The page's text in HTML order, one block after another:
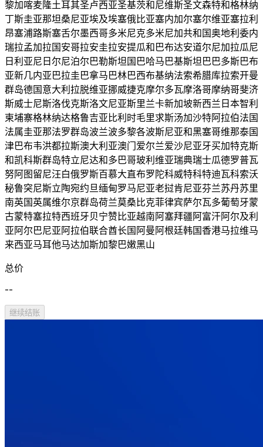
黎加喀麦隆土耳其圣卢西亚圣基茨和尼维斯圣文森特和格林纳
丁斯圭亚那坦桑尼亚埃及埃塞俄比亚塞内加尔塞尔维亚塞拉利
昂塞浦路斯塞舌尔墨西哥多米尼克多米尼加共和国奥地利委内
瑞拉孟加拉国安哥拉安圭拉安提瓜和巴布达安道尔尼加拉瓜尼
日利亚尼日尔尼泊尔巴勒斯坦国巴哈马巴基斯坦巴巴多斯巴布
亚新几内亚巴拉圭巴拿马巴林巴西布基纳法索希腊库拉索开曼
群岛德国意大利拉脱维亚挪威捷克摩尔多瓦摩洛哥摩纳哥斐济
斯威士尼斯洛伐克斯洛文尼亚斯里兰卡新加坡新西兰日本智利
柬埔寨格林纳达格鲁吉亚比利时毛里求斯汤加沙特阿拉伯法国
法属圭亚那法罗群岛波兰波多黎各波斯尼亚和黑塞哥维那泰国
津巴布韦洪都拉斯澳大利亚澳门爱尔兰爱沙尼亚牙买加特克斯
和凯科斯群岛特立尼达和多巴哥玻利维亚瑞典瑞士瓜德罗普瓦
努阿图留尼汪白俄罗斯百慕大直布罗陀科威特科特迪瓦科索沃
秘鲁突尼斯立陶宛约旦缅甸罗马尼亚老挝肯尼亚芬兰苏丹苏里
南英国英属维尔京群岛荷兰莫桑比克菲律宾萨尔瓦多葡萄牙蒙
古蒙特塞拉特西班牙贝宁赞比亚越南阿塞拜疆阿富汗阿尔及利
亚阿尔巴尼亚阿拉伯联合酋长国阿曼阿根廷韩国香港马拉维马
来西亚马耳他马达加斯加黎巴嫩黑山
总价
--
继续结账